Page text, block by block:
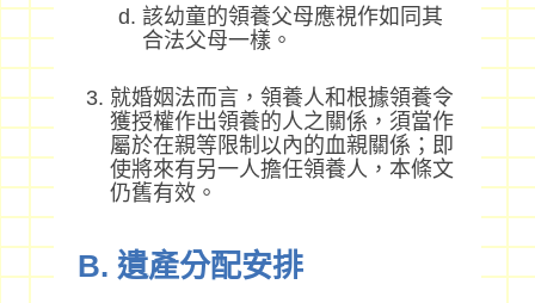
該幼童的領養父母應視作如同其
合法父母一樣。
就婚姻法而言，領養人和根據領養令
獲授權作出領養的人之關係，須當作
屬於在親等限制以內的血親關係；即
使將來有另一人擔任領養人，本條文
仍舊有效。
B. 遺產分配安排